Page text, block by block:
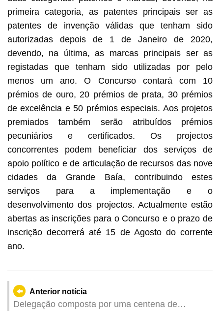
primeira categoria, as patentes principais ser as
patentes de invenção válidas que tenham sido
autorizadas depois de 1 de Janeiro de 2020,
devendo, na última, as marcas principais ser as
registadas que tenham sido utilizadas por pelo
menos um ano. O Concurso contará com 10
prémios de ouro, 20 prémios de prata, 30 prémios
de excelência e 50 prémios especiais. Aos projetos
premiados também serão atribuídos prémios
pecuniários e certificados. Os projectos
concorrentes podem beneficiar dos serviços de
apoio político e de articulação de recursos das nove
cidades da Grande Baía, contribuindo estes
serviços para a implementação e o
desenvolvimento dos projectos. Actualmente estão
abertas as inscrições para o Concurso e o prazo de
inscrição decorrerá até 15 de Agosto do corrente
ano.
Anterior notícia
Delegação composta por uma centena de